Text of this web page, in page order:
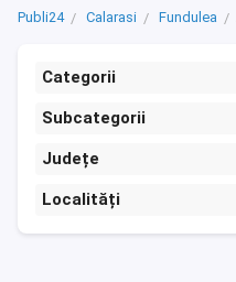
Publi24 Calarasi Fundulea
Categorii
Subcategorii
Județe
Localități